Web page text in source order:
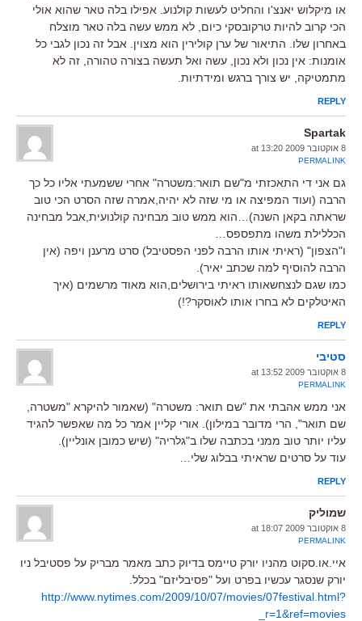
או מיקלוש יאנצ'ו והחליט לעשות קולנוע. אפילו בלה טאר שהוא אולי
הכי קרוב להיות טרקובסקי כיום, לא ממש עשה בלה טאר מוצלח
באחרון שלו. התיאור של ערן קולירין הוא מצוין. אבל זה נכון לגבי כל
אומנות: אין נכון ולא נכון, עשה ואל תעשה בצורה טהורה, זה לא
מתמטיקה, יש צורך ברגש ומידתיות.
REPLY
Spartak
8 אוקטובר 2009 at 13:20
PERMALINK
גם אני די התאכזתי מ"שם תואר:משטרה" אחרי ששמעתי אליו כל כך
הרבה (ועוד המפיצה או מי שזה לא יהיה,אמרה שזה הסרט הכי טוב
שראתה בקאן השנה)…הוא ממש טוב מבחינה קולנועית,אבל מבחינה
הכללילת משהו מתפספס…
ו"הצפון" (ראיתי אותו הרבה לפני הפסטיבל) סרט מרענן ויפה (אין
הרבה להוסיף למה שכתב יאיר).
כמו שגם לנצחשאותו ראיתי בירושלים,הוא מאוד מרשמים (איך
האיטלקים לא בחרו אותו לאוסקר?!)
REPLY
סטיבי
8 אוקטובר 2009 at 13:52
PERMALINK
אני ממש אהבתי את "שם תואר: משטרה" (שאמור להיקרא "משטרה,
שם תואר", הרי מדובר במילון). אורי קליין אמר כל מה שאפשר להגיד
עליו יותר טוב ממני בכתבה שלו ב"גלריה" (שיש כמובן אונליין).
עוד על סרטים שראיתי בבלוג שלי…
REPLY
שמוליק
8 אוקטובר 2009 at 18:07
PERMALINK
איי.או.סקוט מהניו יורק טיימס בדיוק כתב מאמר מבריק על פסטיבל ניו
יורק שנסגר עכשיו בפרט ועל "פסיבליזם" בכלל.
http://www.nytimes.com/2009/10/07/movies/07festival.html?
_r=1&ref=movies